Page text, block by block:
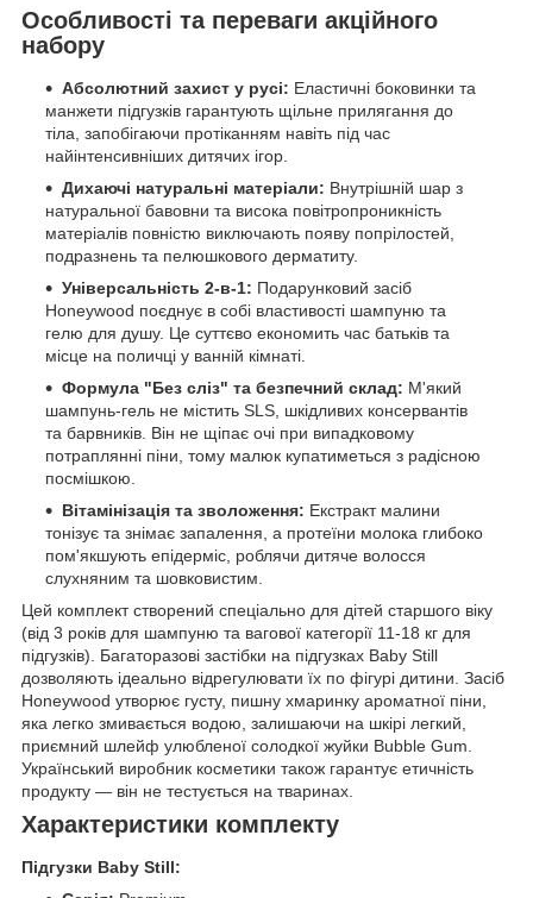
Особливості та переваги акційного
набору
Абсолютний захист у русі: Еластичні боковинки та
манжети підгузків гарантують щільне прилягання до
тіла, запобігаючи протіканням навіть під час
найінтенсивніших дитячих ігор.
Дихаючі натуральні матеріали: Внутрішній шар з
натуральної бавовни та висока повітропроникність
матеріалів повністю виключають появу попрілостей,
подразнень та пелюшкового дерматиту.
Універсальність 2-в-1: Подарунковий засіб
Honeywood поєднує в собі властивості шампуню та
гелю для душу. Це суттєво економить час батьків та
місце на поличці у ванній кімнаті.
Формула "Без сліз" та безпечний склад: М'який
шампунь-гель не містить SLS, шкідливих консервантів
та барвників. Він не щіпає очі при випадковому
потраплянні піни, тому малюк купатиметься з радісною
посмішкою.
Вітамінізація та зволоження: Екстракт малини
тонізує та знімає запалення, а протеїни молока глибоко
пом'якшують епідерміс, роблячи дитяче волосся
слухняним та шовковистим.
Цей комплект створений спеціально для дітей старшого віку
(від 3 років для шампуню та вагової категорії 11-18 кг для
підгузків). Багаторазові застібки на підгузках Baby Still
дозволяють ідеально відрегулювати їх по фігурі дитини. Засіб
Honeywood утворює густу, пишну хмаринку ароматної піни,
яка легко змивається водою, залишаючи на шкірі легкий,
приємний шлейф улюбленої солодкої жуйки Bubble Gum.
Український виробник косметики також гарантує етичність
продукту — він не тестується на тваринах.
Характеристики комплекту
Підгузки Baby Still: